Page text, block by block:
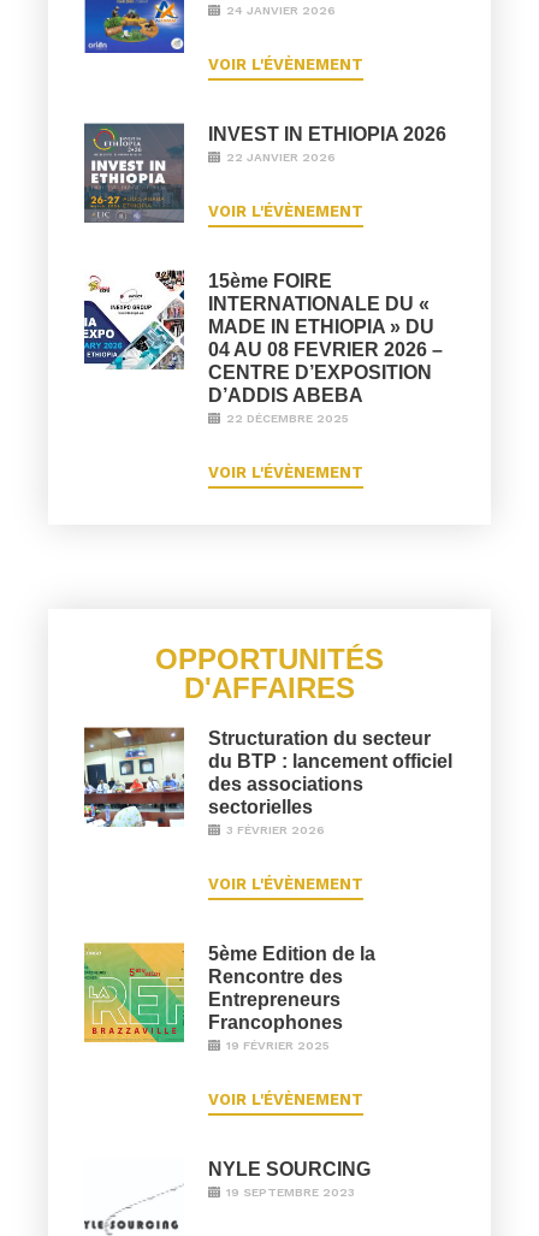
24 JANVIER 2026
VOIR L'ÉVÈNEMENT
INVEST IN ETHIOPIA 2026
22 JANVIER 2026
VOIR L'ÉVÈNEMENT
15ème FOIRE
INTERNATIONALE DU «
MADE IN ETHIOPIA » DU
04 AU 08 FEVRIER 2026 –
CENTRE D’EXPOSITION
D’ADDIS ABEBA
22 DÉCEMBRE 2025
VOIR L'ÉVÈNEMENT
OPPORTUNITÉS
D'AFFAIRES
Structuration du secteur
du BTP : lancement officiel
des associations
sectorielles
3 FÉVRIER 2026
VOIR L'ÉVÈNEMENT
5ème Edition de la
Rencontre des
Entrepreneurs
Francophones
19 FÉVRIER 2025
VOIR L'ÉVÈNEMENT
NYLE SOURCING
19 SEPTEMBRE 2023